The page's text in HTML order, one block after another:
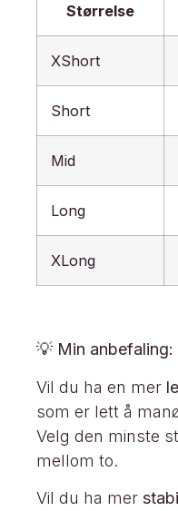
Størrelse
XShort
Short
Mid
Long
XLong
💡 Min anbefaling:
Vil du ha en mer
som er lett å
Velg den minste
mellom to.
Vil du ha mer